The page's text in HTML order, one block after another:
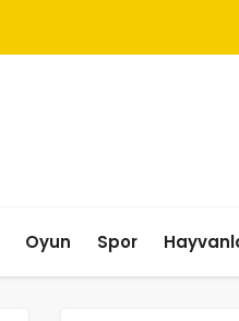
Oyun Spor